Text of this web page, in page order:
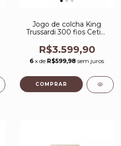
Jogo de colcha King
Trussardi 300 fios Cetim
R$3.599,90
6 x de R$599,98 sem juros